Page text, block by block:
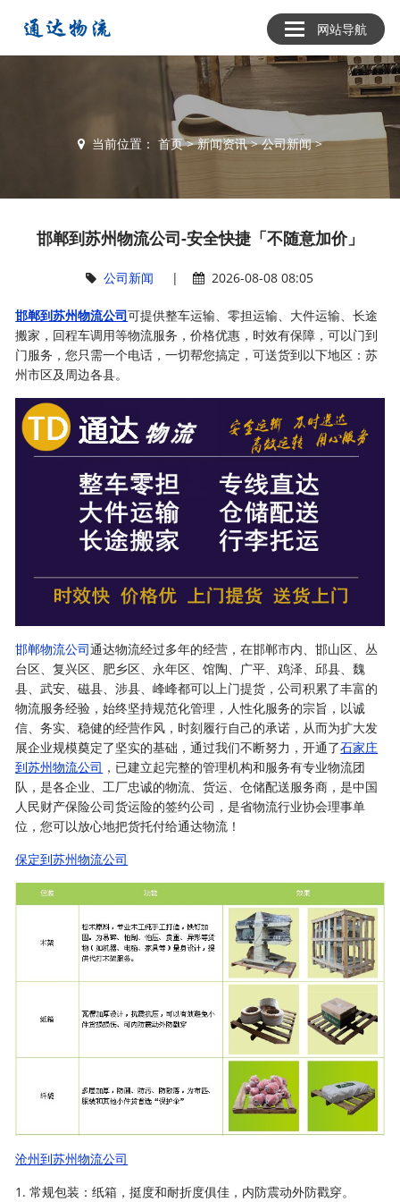
网站导航
当前位置： 首页>新闻资讯>公司新闻>
邯郸到苏州物流公司-安全快捷「不随意加价」
公司新闻 | 2026-08-08 08:05
邯郸到苏州物流公司可提供整车运输、零担运输、大件运输、长途
搬家，回程车调用等物流服务，价格优惠，时效有保障，可以门到
门服务，您只需一个电话，一切帮您搞定，可送货到以下地区：苏
州市区及周边各县。
邯郸物流公司通达物流经过多年的经营，在邯郸市内、邯山区、丛
台区、复兴区、肥乡区、永年区、馆陶、广平、鸡泽、邱县、魏
县、武安、磁县、涉县、峰峰都可以上门提货，公司积累了丰富的
物流服务经验，始终坚持规范化管理，人性化服务的宗旨，以诚
信、务实、稳健的经营作风，时刻履行自己的承诺，从而为扩大发
展企业规模奠定了坚实的基础，通过我们不断努力，开通了石家庄
到苏州物流公司 ，已建立起完整的管理机构和服务有专业物流团
队，是各企业、工厂忠诚的物流、货运、仓储配送服务商，是中国
人民财产保险公司货运险的签约公司，是省物流行业协会理事单
位，您可以放心地把货托付给通达物流！
保定到苏州物流公司
沧州到苏州物流公司
1. 常规包装：纸箱，挺度和耐折度俱佳，内防震动外防戳穿。